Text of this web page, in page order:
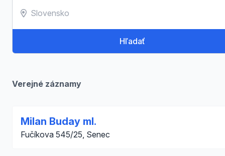
Hľadať
Verejné záznamy
Milan Buday ml.
Fučíkova 545/25, Senec